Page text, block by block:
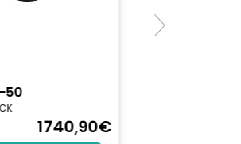
50
1740,90€